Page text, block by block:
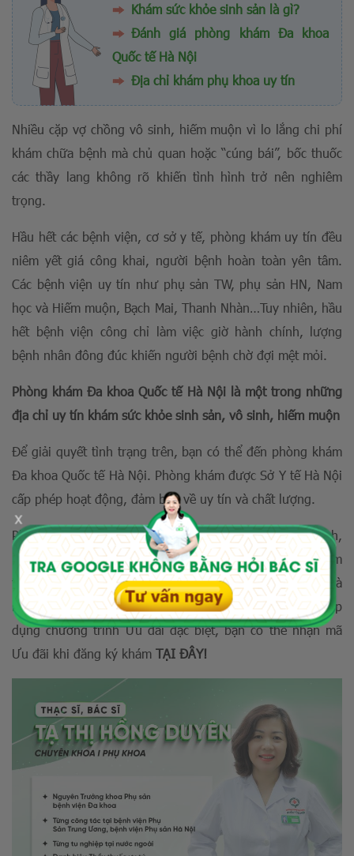
Khám sức khỏe sinh sản là gì?
Đánh giá phòng khám Đa khoa
Quốc tế Hà Nội
Địa chỉ khám phụ khoa uy tín
Nhiều cặp vợ chồng vô sinh, hiếm muộn vì lo lắng chi phí
khám chữa bệnh mà chủ quan hoặc “cúng bái”, bốc thuốc
các thầy lang không rõ khiến tình hình trở nên nghiêm
trọng.
Hầu hết các bệnh viện, cơ sở y tế, phòng khám uy tín đều
niêm yết giá công khai, người bệnh hoàn toàn yên tâm.
Các bệnh viện uy tín như phụ sản TW, phụ sản HN, Nam
học và Hiếm muộn, Bạch Mai, Thanh Nhàn…Tuy nhiên, hầu
hết bệnh viện công chỉ làm việc giờ hành chính, lượng
bệnh nhân đông đúc khiến người bệnh chờ đợi mệt mỏi.
Phòng khám Đa khoa Quốc tế Hà Nội là một trong những
địa chỉ uy tín khám sức khỏe sinh sản, vô sinh, hiếm muộn
Để giải quyết tình trạng trên, bạn có thể đến phòng khám
Đa khoa Quốc tế Hà Nội. Phòng khám được Sở Y tế Hà Nội
cấp phép hoạt động, đảm bảo về uy tín và chất lượng.
Phòng khám làm việc trong và ngoài giờ hành chính,
người bệnh hoàn toàn chủ động lựa chọn thời gian khám
từ 8 giờ đến 20 giờ 30 tất cả các ngày, kể cả ngày nghỉ và
lễ. Hiện nay, phòng khám Đa khoa Quốc tế Hà Nội đang áp
dụng chương trình Ưu đãi đặc biệt, bạn có thể nhận mã
Ưu đãi khi đăng ký khám TẠI ĐÂY!
x